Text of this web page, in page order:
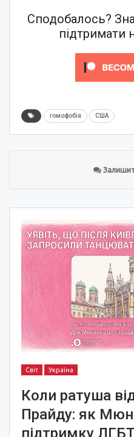
Сподобалось?
підтримати
гомофобія США
Світ Україна
Коли ратуша
Прайду: як
підтримку